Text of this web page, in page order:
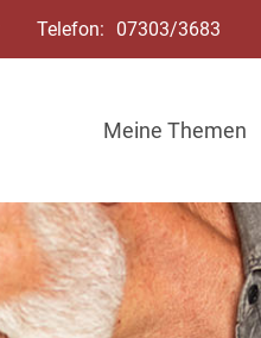
Telefon: 07303/3683
Meine Themen